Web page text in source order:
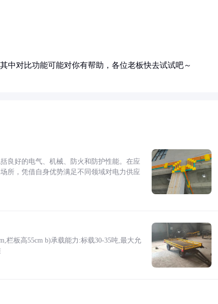
中对比功能可能对你有帮助，各位老板快去试试吧～
良好的电气、机械、防火和防护性能。在应
所，凭借自身优势满足不同领域对电力供应
栏板高55cm b)承载能力:标载30-35吨,最大允